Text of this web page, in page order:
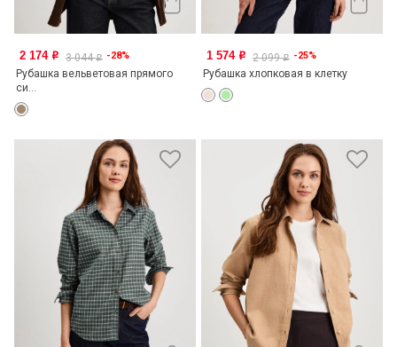
2 174 o 3 044o -28%
Рубашка вельветовая прямого
си...
1 574 o 2 099o -25%
Рубашка хлопковая в клетку